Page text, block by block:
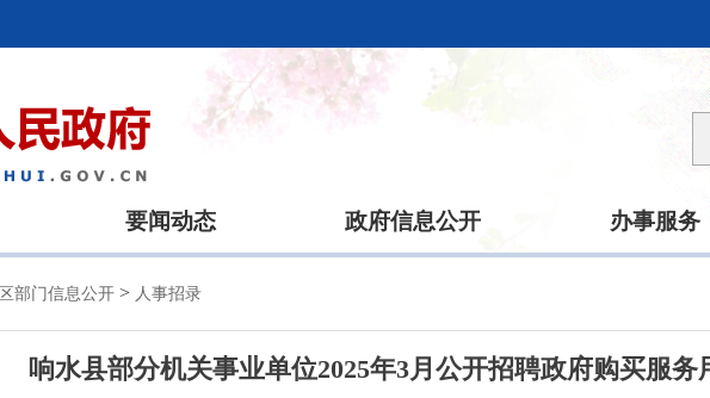
要闻动态 政府信息公开 办事服务
部门信息公开 > 人事招录
响水县部分机关事业单位2025年3月公开招聘政府购买服务